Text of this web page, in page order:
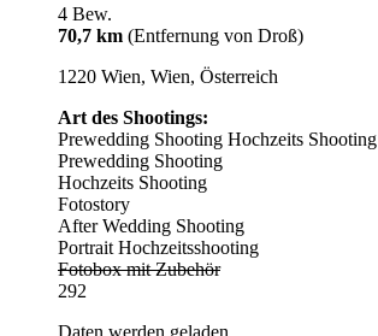
4 Bew.
70,7 km (Entfernung von Droß)
1220 Wien, Wien, Österreich
Art des Shootings:
Prewedding Shooting Hochzeits Shooting
Prewedding Shooting
Hochzeits Shooting
Fotostory
After Wedding Shooting
Portrait Hochzeitsshooting
Fotobox mit Zubehör
292